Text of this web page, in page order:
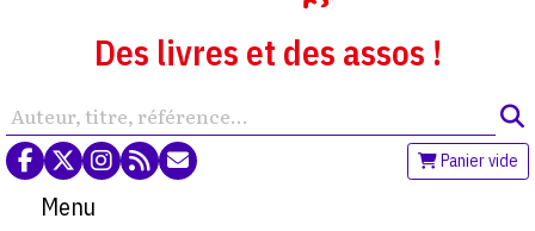
Des livres et des assos !
Panier vide
Menu